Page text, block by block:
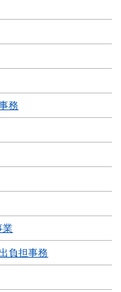
務
業
負担事務